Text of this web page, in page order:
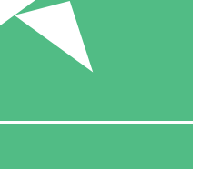
10 00